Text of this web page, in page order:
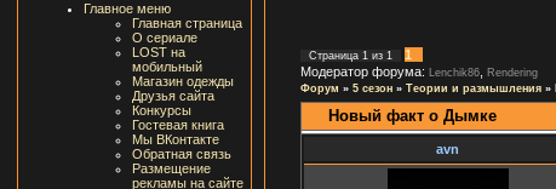
Главное меню
Главная страница
О сериале
LOST на
мобильный
Магазин одежды
Друзья сайта
Конкурсы
Гостевая книга
Мы ВКонтакте
Обратная связь
Размещение
рекламы на сайте
Страница 1 из 1
1
Модератор форума:
Lenchik86,
Rendering
Форум » 5 сезон » Теории и размышления »
Новый факт о Дымке
avn